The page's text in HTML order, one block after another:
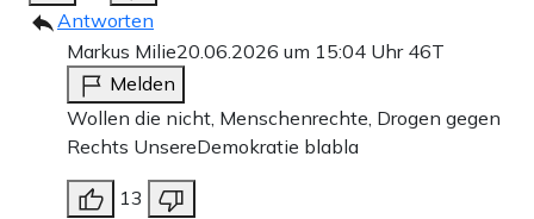
Antworten
Markus Milie20.06.2026 um 15:04 Uhr 46T
Melden
Wollen die nicht, Menschenrechte, Drogen gegen
Rechts UnsereDemokratie blabla
13